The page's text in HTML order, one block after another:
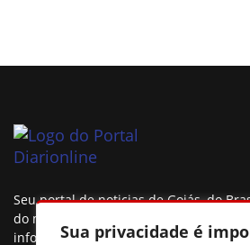
Sua privacidade é
Seu portal de noticias de Goiás, do
do mundo, fique sempre muito bem
informado.